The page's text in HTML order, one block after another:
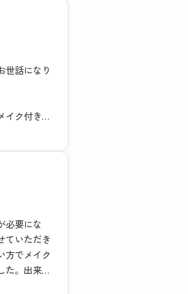
、ヘアメイ
対応でし
ながら行
りでデータ
謝の気持
世話になり
イク付き
タと写真6
大満足で
ン店とは
ますし、
るとかなり
提案や対
必要にな
ていただき
方でメイク
た。出来上
ても問題